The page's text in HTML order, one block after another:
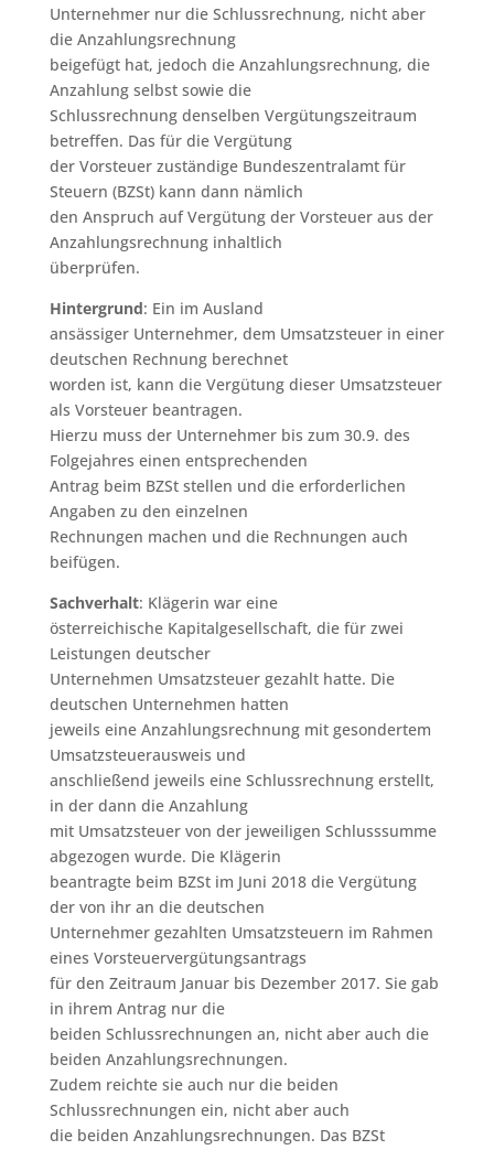
Unternehmer nur die Schlussrechnung, nicht aber
die Anzahlungsrechnung
beigefügt hat, jedoch die Anzahlungsrechnung, die
Anzahlung selbst sowie die
Schlussrechnung denselben Vergütungszeitraum
betreffen. Das für die Vergütung
der Vorsteuer zuständige Bundeszentralamt für
Steuern (BZSt) kann dann nämlich
den Anspruch auf Vergütung der Vorsteuer aus der
Anzahlungsrechnung inhaltlich
überprüfen.
Hintergrund: Ein im Ausland
ansässiger Unternehmer, dem Umsatzsteuer in einer
deutschen Rechnung berechnet
worden ist, kann die Vergütung dieser Umsatzsteuer
als Vorsteuer beantragen.
Hierzu muss der Unternehmer bis zum 30.9. des
Folgejahres einen entsprechenden
Antrag beim BZSt stellen und die erforderlichen
Angaben zu den einzelnen
Rechnungen machen und die Rechnungen auch
beifügen.
Sachverhalt: Klägerin war eine
österreichische Kapitalgesellschaft, die für zwei
Leistungen deutscher
Unternehmen Umsatzsteuer gezahlt hatte. Die
deutschen Unternehmen hatten
jeweils eine Anzahlungsrechnung mit gesondertem
Umsatzsteuerausweis und
anschließend jeweils eine Schlussrechnung erstellt,
in der dann die Anzahlung
mit Umsatzsteuer von der jeweiligen Schlusssumme
abgezogen wurde. Die Klägerin
beantragte beim BZSt im Juni 2018 die Vergütung
der von ihr an die deutschen
Unternehmer gezahlten Umsatzsteuern im Rahmen
eines Vorsteuervergütungsantrags
für den Zeitraum Januar bis Dezember 2017. Sie gab
in ihrem Antrag nur die
beiden Schlussrechnungen an, nicht aber auch die
beiden Anzahlungsrechnungen.
Zudem reichte sie auch nur die beiden
Schlussrechnungen ein, nicht aber auch
die beiden Anzahlungsrechnungen. Das BZSt